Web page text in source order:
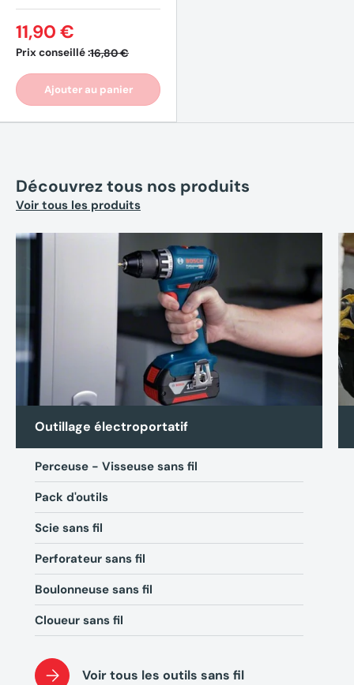
Prix conseillé :16,80 €
11,90 €
Ajouter au panier
Découvrez tous nos produits
Voir tous les produits
Outillage électroportatif
Perceuse - Visseuse sans fil
Pack d'outils
Scie sans fil
Perforateur sans fil
Boulonneuse sans fil
Cloueur sans fil
Voir tous les outils sans fil